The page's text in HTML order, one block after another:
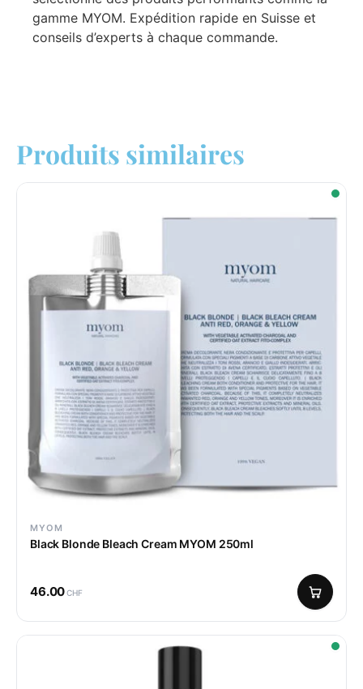
gamme MYOM. Expédition rapide en Suisse et
conseils d’experts à chaque commande.
Produits similaires
MYOM
Black Blonde Bleach Cream MYOM 250ml
46.00CHF